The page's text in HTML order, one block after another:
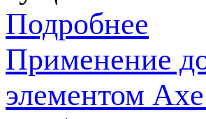
Подробнее
Применение
элементом